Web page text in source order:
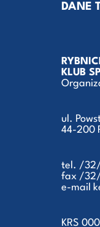
DANE
KLUB
ul.
44-200
tel. /32/
fax /32/
e-mail
KRS